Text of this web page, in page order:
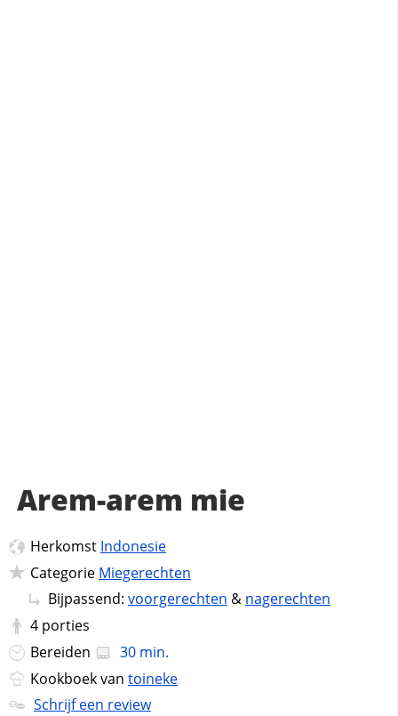
Arem-arem mie
Herkomst Indonesie
Categorie Miegerechten
Bijpassend: voorgerechten & nagerechten
4 porties
Bereiden
30 min.
Kookboek van toineke
Schrijf een review